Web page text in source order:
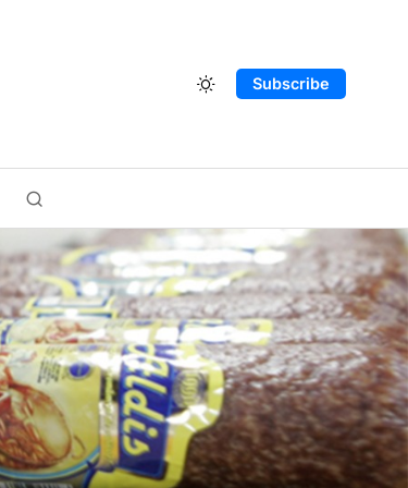
Subscribe